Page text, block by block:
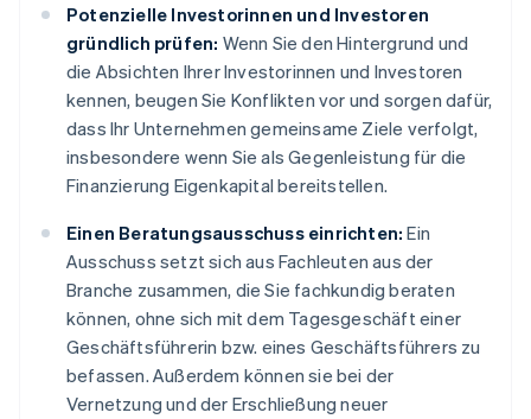
Potenzielle Investorinnen und Investoren
gründlich prüfen: Wenn Sie den Hintergrund und
die Absichten Ihrer Investorinnen und Investoren
kennen, beugen Sie Konflikten vor und sorgen dafür,
dass Ihr Unternehmen gemeinsame Ziele verfolgt,
insbesondere wenn Sie als Gegenleistung für die
Finanzierung Eigenkapital bereitstellen.
Einen Beratungsausschuss einrichten: Ein
Ausschuss setzt sich aus Fachleuten aus der
Branche zusammen, die Sie fachkundig beraten
können, ohne sich mit dem Tagesgeschäft einer
Geschäftsführerin bzw. eines Geschäftsführers zu
befassen. Außerdem können sie bei der
Vernetzung und der Erschließung neuer